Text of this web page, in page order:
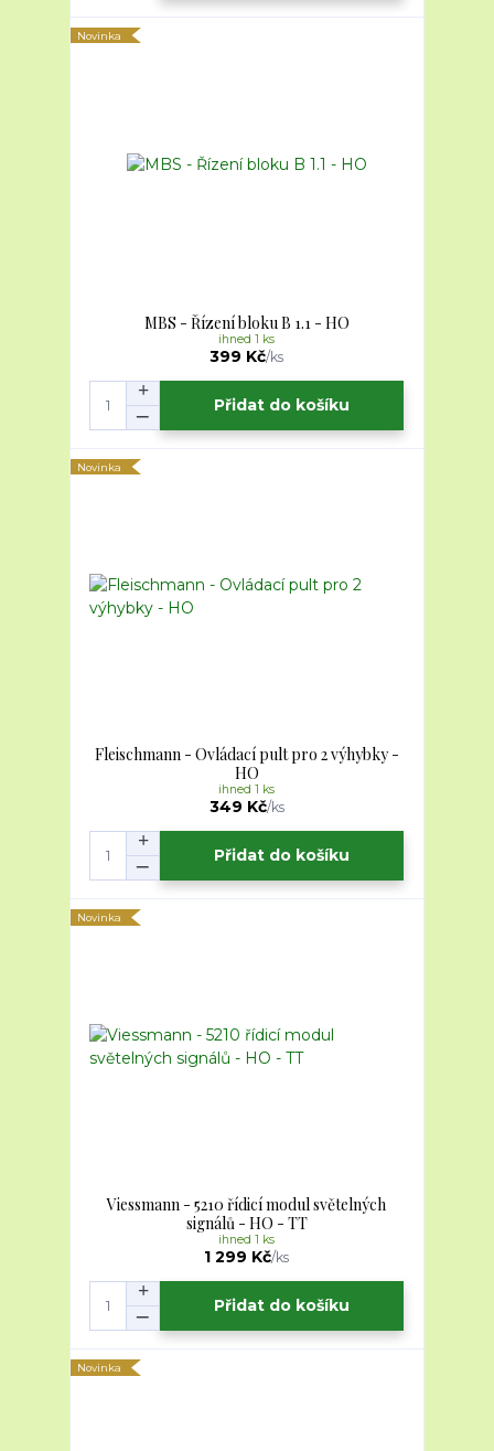
Novinka
MBS - Řízení bloku B 1.1 - HO
399 Kč/ks
ihned 1 ks
Přidat do košíku
Novinka
Fleischmann - Ovládací pult pro 2 výhybky -
HO
349 Kč/ks
ihned 1 ks
Přidat do košíku
Novinka
Viessmann - 5210 řídicí modul světelných
signálů - HO - TT
1 299 Kč/ks
ihned 1 ks
Přidat do košíku
Novinka